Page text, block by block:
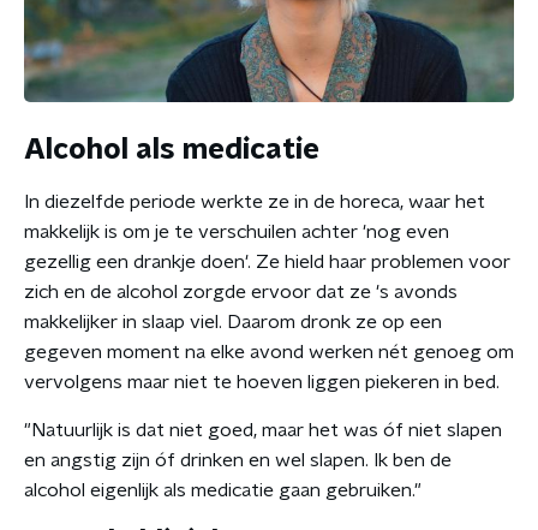
Alcohol als medicatie
In diezelfde periode werkte ze in de horeca, waar het
makkelijk is om je te verschuilen achter 'nog even
gezellig een drankje doen'. Ze hield haar problemen voor
zich en de alcohol zorgde ervoor dat ze 's avonds
makkelijker in slaap viel. Daarom dronk ze op een
gegeven moment na elke avond werken nét genoeg om
vervolgens maar niet te hoeven liggen piekeren in bed.
"Natuurlijk is dat niet goed, maar het was óf niet slapen
en angstig zijn óf drinken en wel slapen. Ik ben de
alcohol eigenlijk als medicatie gaan gebruiken."